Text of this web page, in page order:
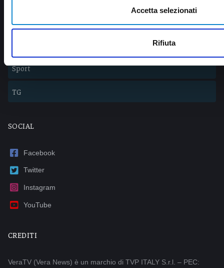
Accetta selezionati
Rifiuta
Sport
TG
SOCIAL
Facebook
Twitter
Instagram
YouTube
CREDITI
VeraTV (Vera News) è un marchio di TVP ITALY S.r.l. – PEC: